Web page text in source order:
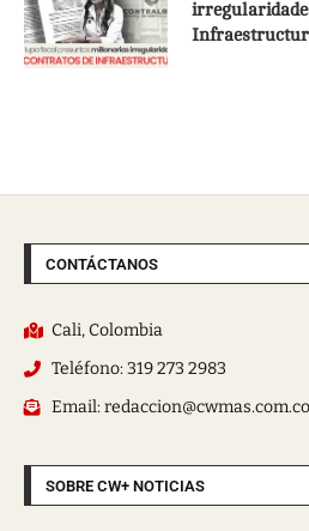
CONTÁCTANOS
Cali, Colombia
Teléfono: 319 273 2983
Email: redaccion@cwmas.com.co
SOBRE CW+ NOTICIAS